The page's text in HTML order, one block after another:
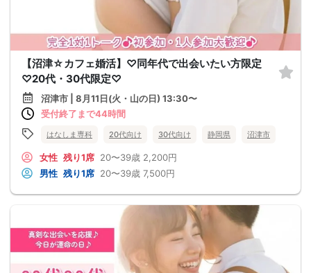
【沼津☆カフェ婚活】♡同年代で出会いたい方限定
♡20代・30代限定♡
沼津市 | 8月11日(火・山の日) 13:30〜
受付終了まで44時間
はなしま専科 20代向け 30代向け 静岡県 沼津市
女性 残り1席 20〜39歳 2,200円
男性 残り1席 20〜39歳 7,500円